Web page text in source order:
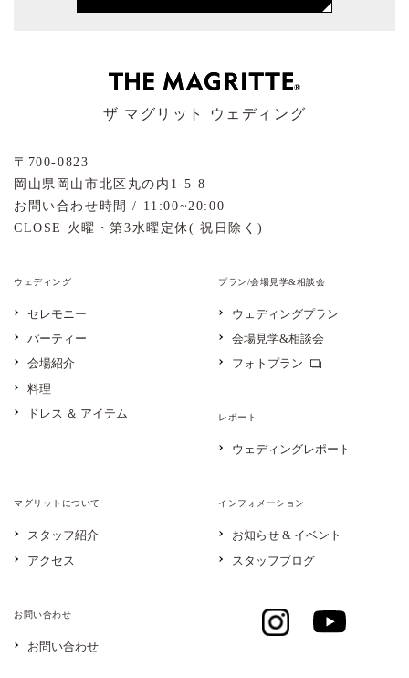
ザ マグリット ウェディング
〒700-0823
岡山県岡山市北区丸の内1-5-8
お問い合わせ時間 / 11:00~20:00
CLOSE 火曜・第3水曜定休( 祝日除く)
ウェディング
セレモニー
パーティー
会場紹介
料理
ドレス ＆ アイテム
プラン/会場見学&相談会
ウェディングプラン
会場見学&相談会
フォトプラン
レポート
ウェディングレポート
マグリットについて
スタッフ紹介
アクセス
お問い合わせ
お問い合わせ
インフォメーション
お知らせ & イベント
スタッフブログ